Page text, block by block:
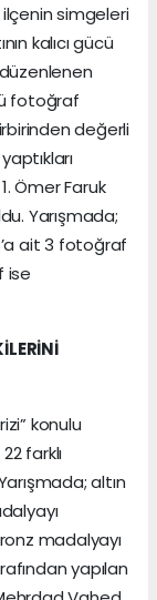
simgeleri
kalıcı gücü
fotoğraf
değerli
Ömer Faruk
Yarışmada;
ait 3 fotoğraf
ise
konulu
farklı
altın
madalyayı
yapılan